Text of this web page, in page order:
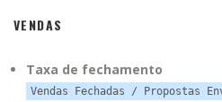
VENDAS
Taxa de fechamento
Vendas Fechadas / Propostas